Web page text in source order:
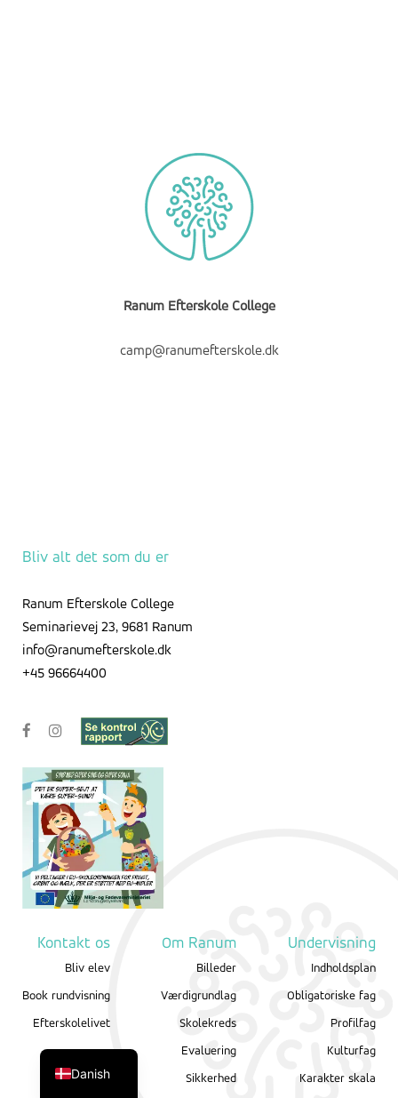
Ranum Efterskole College
camp@ranumefterskole.dk
Bliv alt det som du er
Ranum Efterskole College
Seminarievej 23, 9681 Ranum
info@ranumefterskole.dk
+45 96664400
Kontakt os
Bliv elev
Book rundvisning
Efterskolelivet
Om Ranum
Billeder
Værdigrundlag
Skolekreds
Evaluering
Sikkerhed
Undervisning
Indholdsplan
Obligatoriske fag
Profilfag
Kulturfag
Karakter skala
Danish